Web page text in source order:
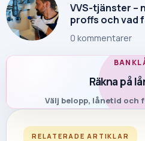
Räkna på
Välj belopp, lånetid
RELATERADE ARTIKLAR
VVS-tjänster –
proffs och vad
0 kommentarer